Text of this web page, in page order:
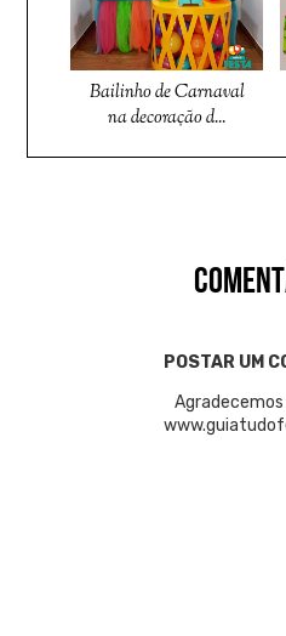
Bailinho de Carnaval
na decoração d...
POSTAR UM